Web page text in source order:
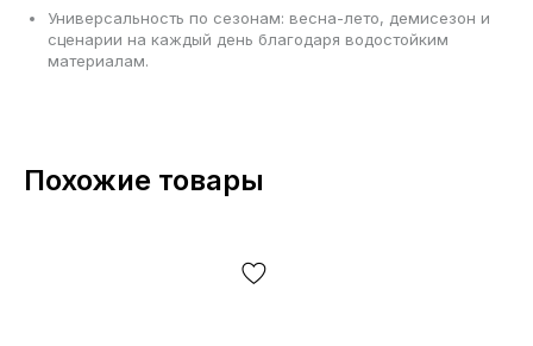
Универсальность по сезонам: весна-лето, демисезон и
сценарии на каждый день благодаря водостойким
материалам.
Похожие товары